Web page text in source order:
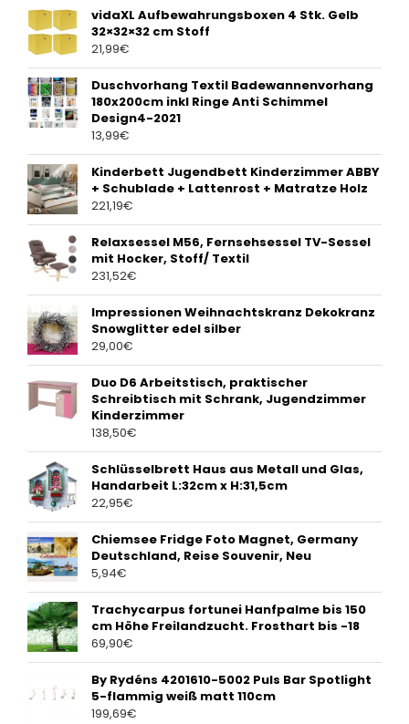
vidaXL Aufbewahrungsboxen 4 Stk. Gelb
32×32×32 cm Stoff
21,99€
Duschvorhang Textil Badewannenvorhang
180x200cm inkl Ringe Anti Schimmel
Design4-2021
13,99€
Kinderbett Jugendbett Kinderzimmer ABBY
+ Schublade + Lattenrost + Matratze Holz
221,19€
Relaxsessel M56, Fernsehsessel TV-Sessel
mit Hocker, Stoff/ Textil
231,52€
Impressionen Weihnachtskranz Dekokranz
Snowglitter edel silber
29,00€
Duo D6 Arbeitstisch, praktischer
Schreibtisch mit Schrank, Jugendzimmer
Kinderzimmer
138,50€
Schlüsselbrett Haus aus Metall und Glas,
Handarbeit L:32cm x H:31,5cm
22,95€
Chiemsee Fridge Foto Magnet, Germany
Deutschland, Reise Souvenir, Neu
5,94€
Trachycarpus fortunei Hanfpalme bis 150
cm Höhe Freilandzucht. Frosthart bis -18
69,90€
By Rydéns 4201610-5002 Puls Bar Spotlight
5-flammig weiß matt 110cm
199,69€